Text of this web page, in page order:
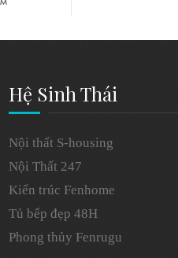
Hệ Sinh Thái
Nội thất S-housing
Nội Thất 247
Kiến trúc Fenhome
Tủ bếp đẹp 48H
Phong thủy Fenrugu